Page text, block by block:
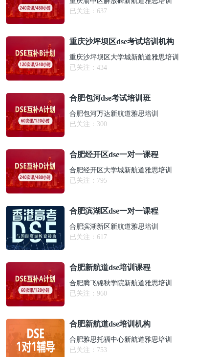
已关注： 637
重庆沙坪坝区dse考试培训机构
重庆沙坪坝区大学城新航道雅思培训
已关注： 434
合肥包河dse考试培训班
合肥包河万达新航道雅思培训
已关注： 300
合肥经开区dse一对一课程
合肥经开区大学城新航道雅思培训
已关注： 795
合肥滨湖区dse一对一课程
合肥滨湖新区新航道雅思培训
已关注： 617
合肥新航道dse培训课程
合肥腾飞锦秋学院新航道雅思培训
已关注： 960
合肥新航道dse培训机构
合肥雅思托福中心新航道雅思培训
已关注： 753